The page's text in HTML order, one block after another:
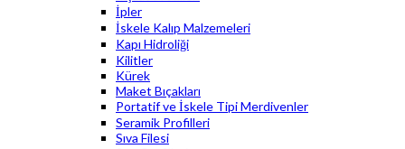
İpler
İskele Kalıp Malzemeleri
Kapı Hidroliği
Kilitler
Kürek
Maket Bıçakları
Portatif ve İskele Tipi Merdivenler
Seramik Profilleri
Sıva Filesi